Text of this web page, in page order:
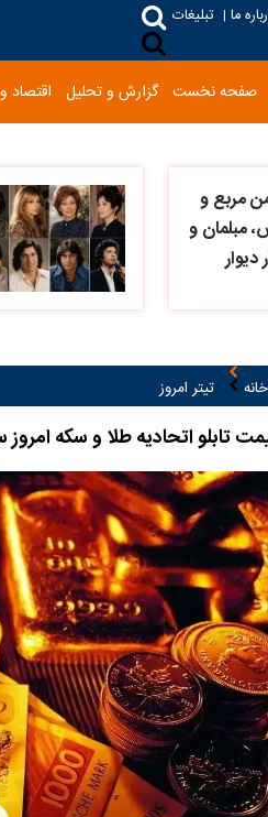
ما | تبلیغات
صفحه نخست گزارش و تحلیل اقتصاد و
مربع و
مبلمان و
خانه تیتر امروز
تابلو اتحادیه طلا و سکه امروز سه